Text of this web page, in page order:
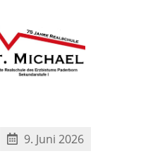
9. Juni 2026